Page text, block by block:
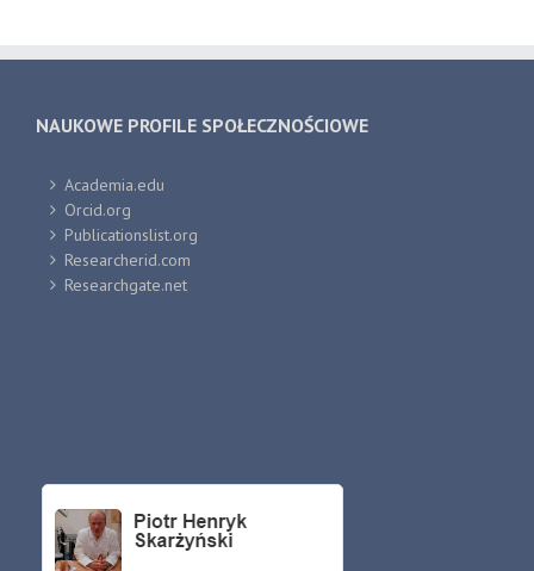
NAUKOWE PROFILE SPOŁECZNOŚCIOWE
Academia.edu
Orcid.org
Publicationslist.org
Researcherid.com
Researchgate.net